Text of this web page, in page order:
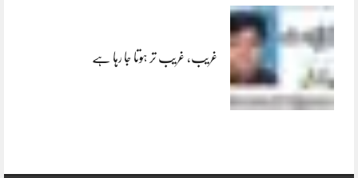
غریب، غریب تر ہوتا جا رہا ہے